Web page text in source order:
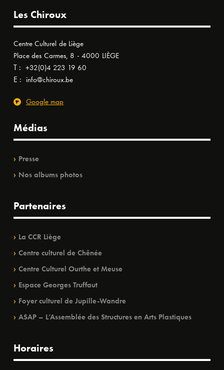
Les Chiroux
Centre Culturel de Liège
Place des Carmes, 8 - 4000 LIÈGE
T : +32(0)4 223 19 60
E : info@chiroux.be
Google map
Médias
Presse
Nos albums photos
Partenaires
La CCR Liège
Centre culturel de Chênée
Centre Culturel Ourthe et Meuse
Espace Georges Truffaut
Foyer culturel de Jupille-Wandre
ASAP – L’Assemblée des Structures en Arts Plastiques
Horaires